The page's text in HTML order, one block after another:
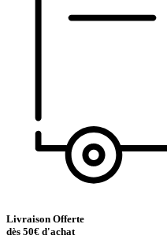
Livraison Offerte
dès 50€ d'achat